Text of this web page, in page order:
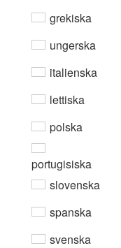
grekiska
ungerska
italienska
lettiska
polska
portugisiska
slovenska
spanska
svenska